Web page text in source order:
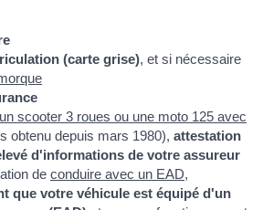
(carte grise), et si nécessaire
scooter 3 roues ou une moto 125 avec
obtenu depuis mars 1980), attestation
d'informations de votre assureur
de conduire avec un EAD,
que votre véhicule est équipé d'un